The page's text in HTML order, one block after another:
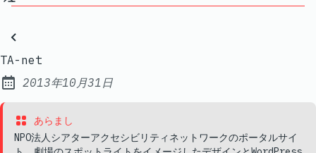
TA-net
Published:
2013年10月31日
あらまし
NPO法人シアターアクセシビリティネットワークのポータルサイ